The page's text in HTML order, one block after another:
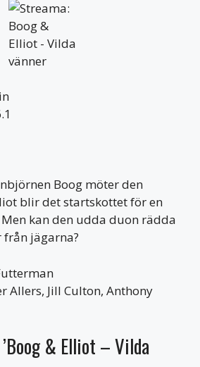
Boog möter den
blir det startskottet för en
kan den udda duon rädda
jägarna?
Allers, Jill Culton, Anthony
& Elliot – Vilda